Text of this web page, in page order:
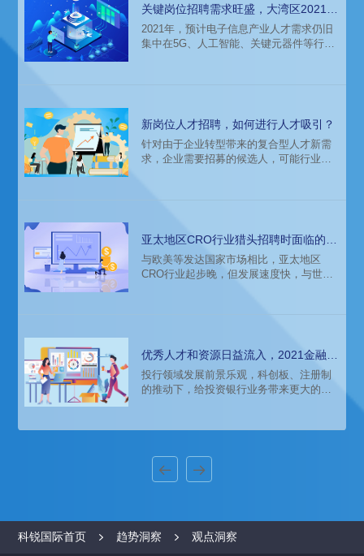
关键岗位招聘需求旺盛，大湾区2021电
子信息领域人才市场分析
2021年，预计电子信息产业人才需求仍旧
集中在5G、人工智能、关键元器件等行业
片设计领域。
新岗位人才招聘，如何进行人才吸引？
针对由于企业转型带来的复合型人才新需
求，企业需要招募的候选人，可能行业不
新岗位无法面向对标的候选人“售出”。例如
外资企业进行数字化转型，需要互联网人
才。然而外资企业的JD仍然沿用以往风
格，纯英文、非常长、详尽的福利待遇描
亚太地区CRO行业猎头招聘时面临的市
场环境分析
与欧美等发达国家市场相比，亚太地区
CRO行业起步晚，但发展速度快，与世界
太地区的猎头在招聘的时候会面临什么样
的市场环境呢？
优秀人才和资源日益流入，2021金融投
资领域人才薪酬报告分析
投行领域发展前景乐观，科创板、注册制
的推动下，给投资银行业务带来更大的市
司科锐国际市场研究中心连续第九年权威
薪酬指南》，更多薪酬报告精彩内容扫描
下方二维码。
科锐国际首页 趋势洞察 观点洞察